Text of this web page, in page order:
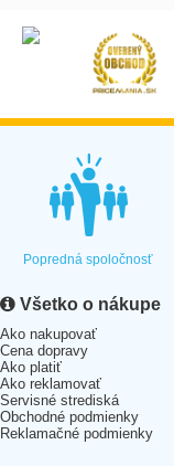
Popredná spoločnosť
Všetko o nákupe
Ako nakupovať
Cena dopravy
Ako platiť
Ako reklamovať
Servisné strediská
Obchodné podmienky
Reklamačné podmienky